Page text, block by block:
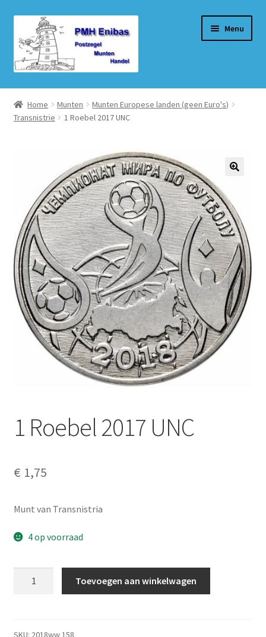
door
naar
navigatie
naar
de
inhoud
Menu
Home
Beurzen
Winkelmand
Afrekenen
Mijn account
Alg. voorw.
Privacybeleid PMH Enibas
Home Munten
Munten Europese landen (geen Euro's)
Transnistrie
1 Roebel 2017 UNC
1 Roebel 2017 UNC
€ 1,75
Munt van Transnistria
4 op voorraad
aantal
Toevoegen aan winkelwagen
SKU: 2018ww 158